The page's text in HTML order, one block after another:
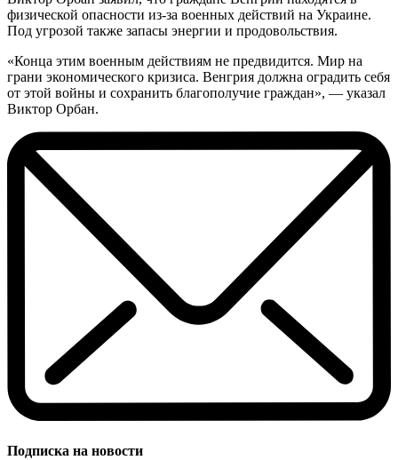
физической опасности из-за военных действий на Украине.
Под угрозой также запасы энергии и продовольствия.
«Конца этим военным действиям не предвидится. Мир на
грани экономического кризиса. Венгрия должна оградить себя
от этой войны и сохранить благополучие граждан», — указал
Виктор Орбан.
Подписка на новости